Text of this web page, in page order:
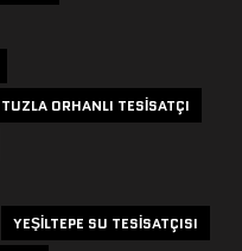
TUZLA ORHANLI TESISATÇI
YEŞILTEPE SU TESISATÇISI